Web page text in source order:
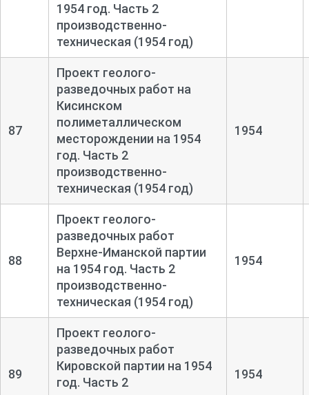
1954 год. Часть 2
производственно-
техническая (1954 год)
87
Проект геолого-
разведочных работ на
Кисинском
полиметаллическом
месторождении на 1954
год. Часть 2
производственно-
техническая (1954 год)
1954
88
Проект геолого-
разведочных работ
Верхне-Иманской партии
на 1954 год. Часть 2
производственно-
техническая (1954 год)
1954
89
Проект геолого-
разведочных работ
Кировской партии на 1954
год. Часть 2
1954